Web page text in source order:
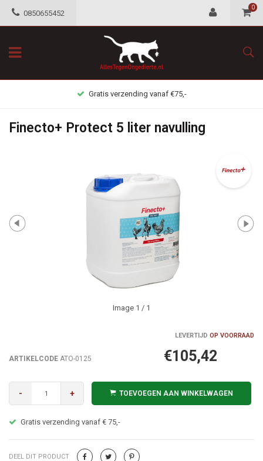
0850655452
0
Gratis verzending vanaf €75,-
Finecto+ Protect 5 liter navulling
Image 1 / 1
LEVERTIJD OP VOORRAAD
ARTIKELCODE ATO-0125 €105,42
- + TOEVOEGEN AAN WINKELWAGEN
Gratis verzending vanaf € 75,-
DEEL DIT PRODUCT